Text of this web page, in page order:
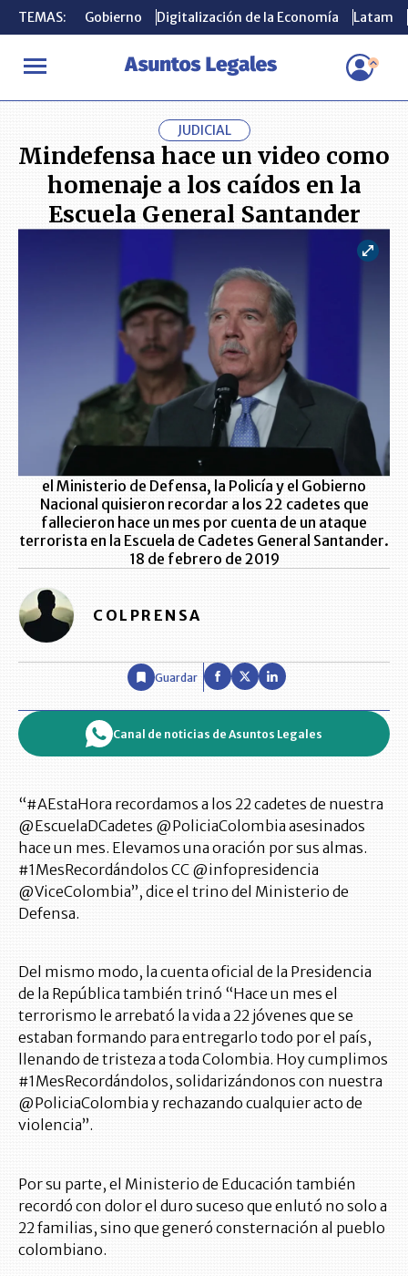
TEMAS: Gobierno Digitalización de la Economía Latam
INICIO ACTUALIDAD Mindefensa hace un video como
TEMAS: Gobierno Digitalización de la Economía Latam
JUDICIAL
Mindefensa hace un video como
homenaje a los caídos en la
Escuela General Santander
el Ministerio de Defensa, la Policía y el Gobierno
Nacional quisieron recordar a los 22 cadetes que
fallecieron hace un mes por cuenta de un ataque
terrorista en la Escuela de Cadetes General Santander.
18 de febrero de 2019
COLPRENSA
Guardar
Canal de noticias de Asuntos Legales
“#AEstaHora recordamos a los 22 cadetes de nuestra
@EscuelaDCadetes @PoliciaColombia asesinados
hace un mes. Elevamos una oración por sus almas.
#1MesRecordándolos CC @infopresidencia
@ViceColombia”, dice el trino del Ministerio de
Defensa.
Del mismo modo, la cuenta oficial de la Presidencia
de la República también trinó “Hace un mes el
terrorismo le arrebató la vida a 22 jóvenes que se
estaban formando para entregarlo todo por el país,
llenando de tristeza a toda Colombia. Hoy cumplimos
#1MesRecordándolos, solidarizándonos con nuestra
@PoliciaColombia y rechazando cualquier acto de
violencia”.
Por su parte, el Ministerio de Educación también
recordó con dolor el duro suceso que enlutó no solo a
22 familias, sino que generó consternación al pueblo
colombiano.